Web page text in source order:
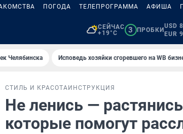
ПОГОДА ТЕЛЕПРОГРАММА АФИША
СЕЙЧАС
+19°C
3 ПРОБКИ
USD
EUR
Челябинска Исповедь хозяйки сгоревшего на WB
СТИЛЬ И КРАСОТА ИНСТРУКЦИЯ
Не ленись —
которые помогут